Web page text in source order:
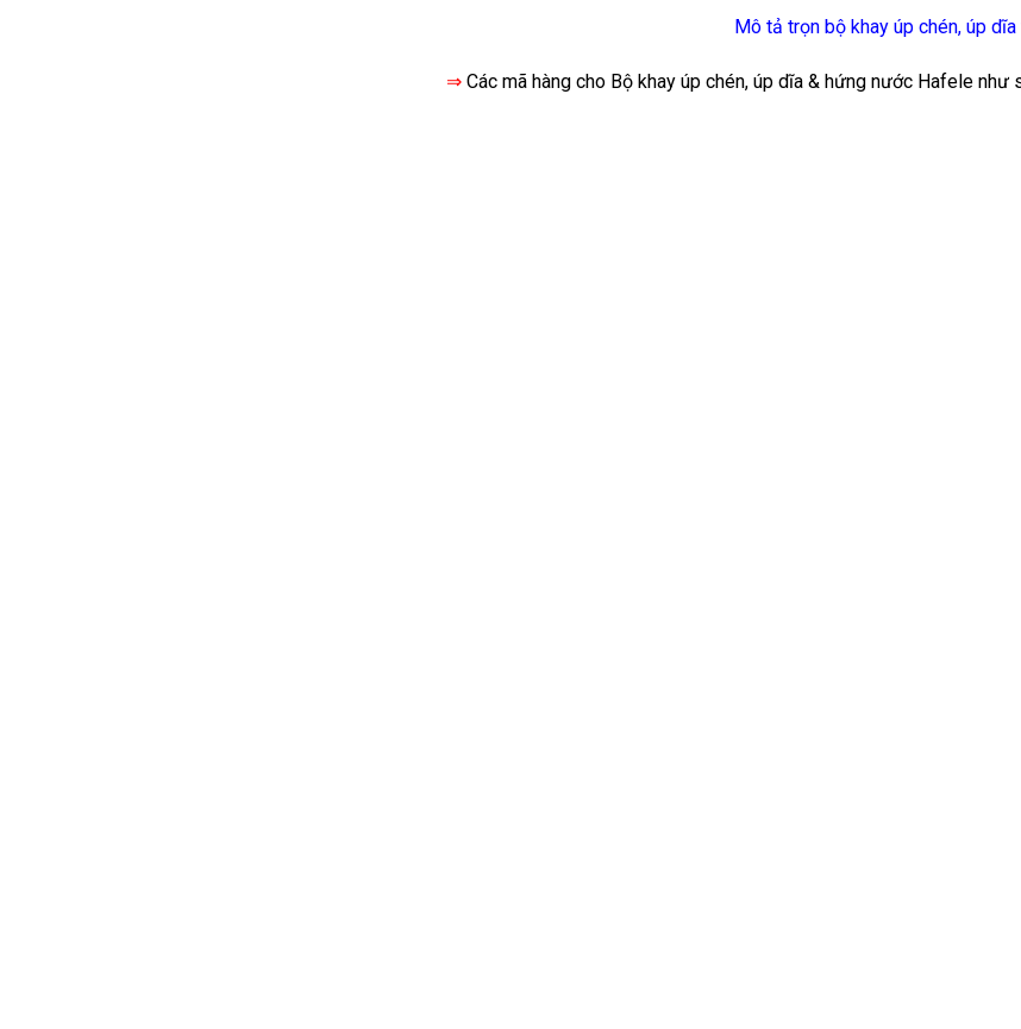
Mô tả trọn bộ khay úp chén, úp
⇒Các mã hàng cho Bộ khay úp chén, úp dĩa & hứng nước Hafele như